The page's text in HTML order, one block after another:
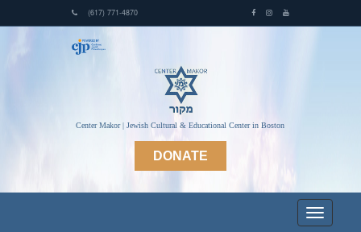
(617) 771-4870
Center Makor | Jewish Cultural & Educational Center in Boston
DONATE